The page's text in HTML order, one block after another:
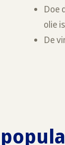
Doe
olie
De